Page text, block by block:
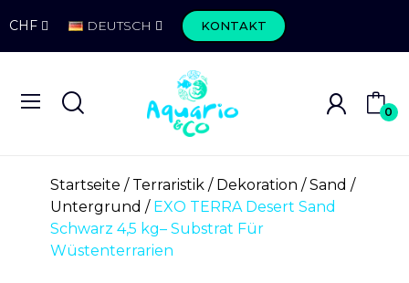
CHF DEUTSCH KONTAKT
0
Startseite Terraristik Dekoration
Sand /
Untergrund
EXO TERRA Desert Sand
Schwarz 4,5 kg– Substrat Für
Wüstenterrarien